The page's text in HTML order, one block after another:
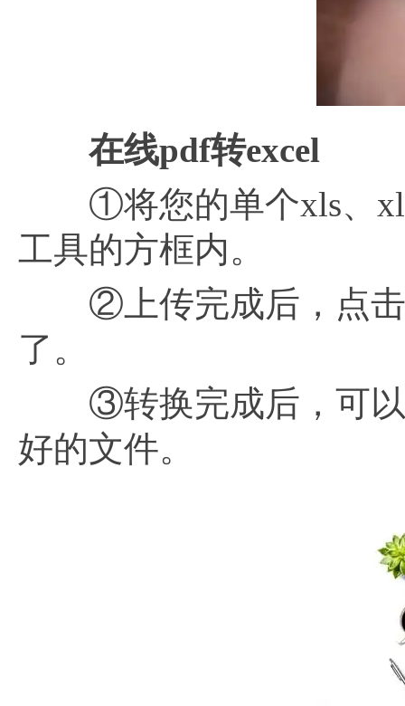
在线pdf转excel
①将您的单个xls、
工具的方框内。
②上传完成后，点
了。
③转换完成后，可以
好的文件。